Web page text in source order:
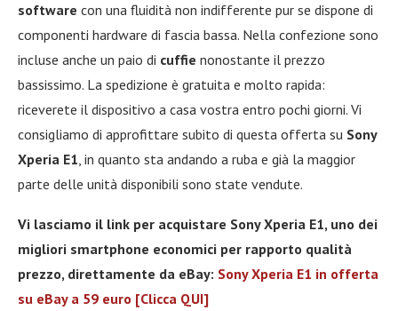
software con una fluidità non indifferente pur se dispone di
componenti hardware di fascia bassa. Nella confezione sono
incluse anche un paio di cuffie nonostante il prezzo
bassissimo. La spedizione è gratuita e molto rapida:
riceverete il dispositivo a casa vostra entro pochi giorni. Vi
consigliamo di approfittare subito di questa offerta su Sony
Xperia E1, in quanto sta andando a ruba e già la maggior
parte delle unità disponibili sono state vendute.
Vi lasciamo il link per acquistare Sony Xperia E1, uno dei
migliori smartphone economici per rapporto qualità
prezzo, direttamente da eBay: Sony Xperia E1 in offerta
su eBay a 59 euro [Clicca QUI]